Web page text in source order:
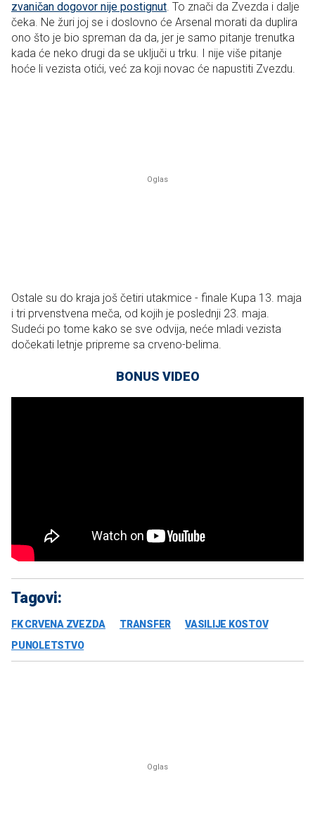
zvaničan dogovor nije postignut. To znači da Zvezda i dalje
čeka. Ne žuri joj se i doslovno će Arsenal morati da duplira
ono što je bio spreman da da, jer je samo pitanje trenutka
kada će neko drugi da se uključi u trku. I nije više pitanje
hoće li vezista otići, već za koji novac će napustiti Zvezdu.
Ostale su do kraja još četiri utakmice - finale Kupa 13. maja
i tri prvenstvena meča, od kojih je poslednji 23. maja.
Sudeći po tome kako se sve odvija, neće mladi vezista
dočekati letnje pripreme sa crveno-belima.
BONUS VIDEO
Tagovi:
FK CRVENA ZVEZDA TRANSFER
VASILIJE KOSTOV
PUNOLETSTVO